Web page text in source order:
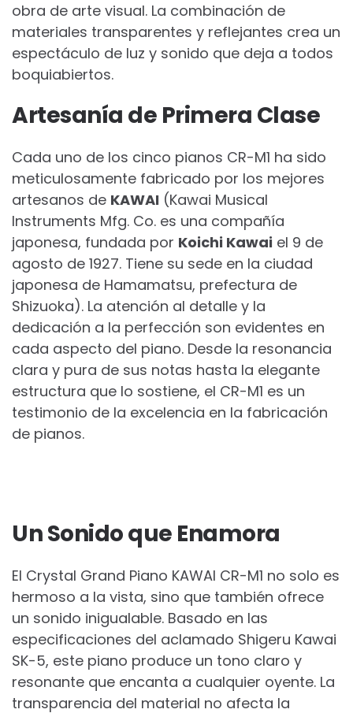
obra de arte visual. La combinación de
materiales transparentes y reflejantes crea un
espectáculo de luz y sonido que deja a todos
boquiabiertos.
Artesanía de Primera Clase
Cada uno de los cinco pianos CR-M1 ha sido
meticulosamente fabricado por los mejores
artesanos de KAWAI (Kawai Musical
Instruments Mfg. Co. es una compañía
japonesa, fundada por Koichi Kawai el 9 de
agosto de 1927. Tiene su sede en la ciudad
japonesa de Hamamatsu, prefectura de
Shizuoka). La atención al detalle y la
dedicación a la perfección son evidentes en
cada aspecto del piano. Desde la resonancia
clara y pura de sus notas hasta la elegante
estructura que lo sostiene, el CR-M1 es un
testimonio de la excelencia en la fabricación
de pianos.
Un Sonido que Enamora
El Crystal Grand Piano KAWAI CR-M1 no solo es
hermoso a la vista, sino que también ofrece
un sonido inigualable. Basado en las
especificaciones del aclamado Shigeru Kawai
SK-5, este piano produce un tono claro y
resonante que encanta a cualquier oyente. La
transparencia del material no afecta la